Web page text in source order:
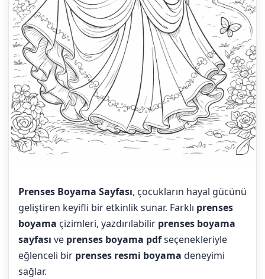
Prenses Boyama Sayfası, çocukların hayal gücünü
geliştiren keyifli bir etkinlik sunar. Farklı prenses
boyama çizimleri, yazdırılabilir prenses boyama
sayfası ve prenses boyama pdfseçenekleriyle
eğlenceli bir prenses resmi boyama deneyimi
sağlar.